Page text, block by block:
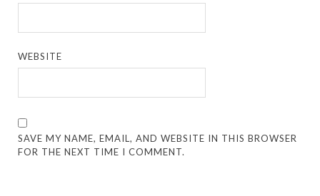
WEBSITE
SAVE MY NAME, EMAIL, AND WEBSITE IN THIS BROWSER
FOR THE NEXT TIME I COMMENT.